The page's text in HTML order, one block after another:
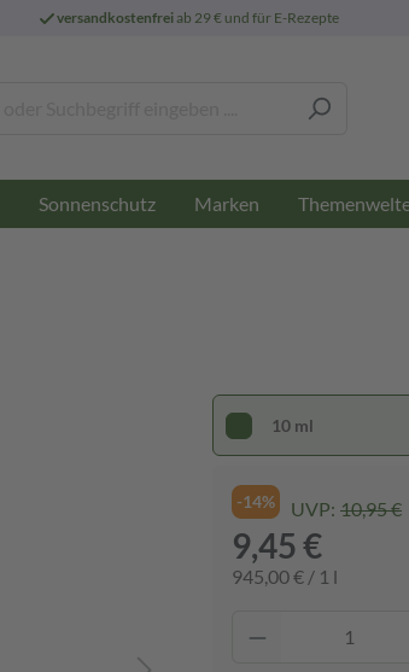
versandkostenfreiab 29 € und für E-Rezepte
Sonnenschutz Marken
10 ml
-14% UVP: 10,95 €
9,45 €
945,00 € / 1 l